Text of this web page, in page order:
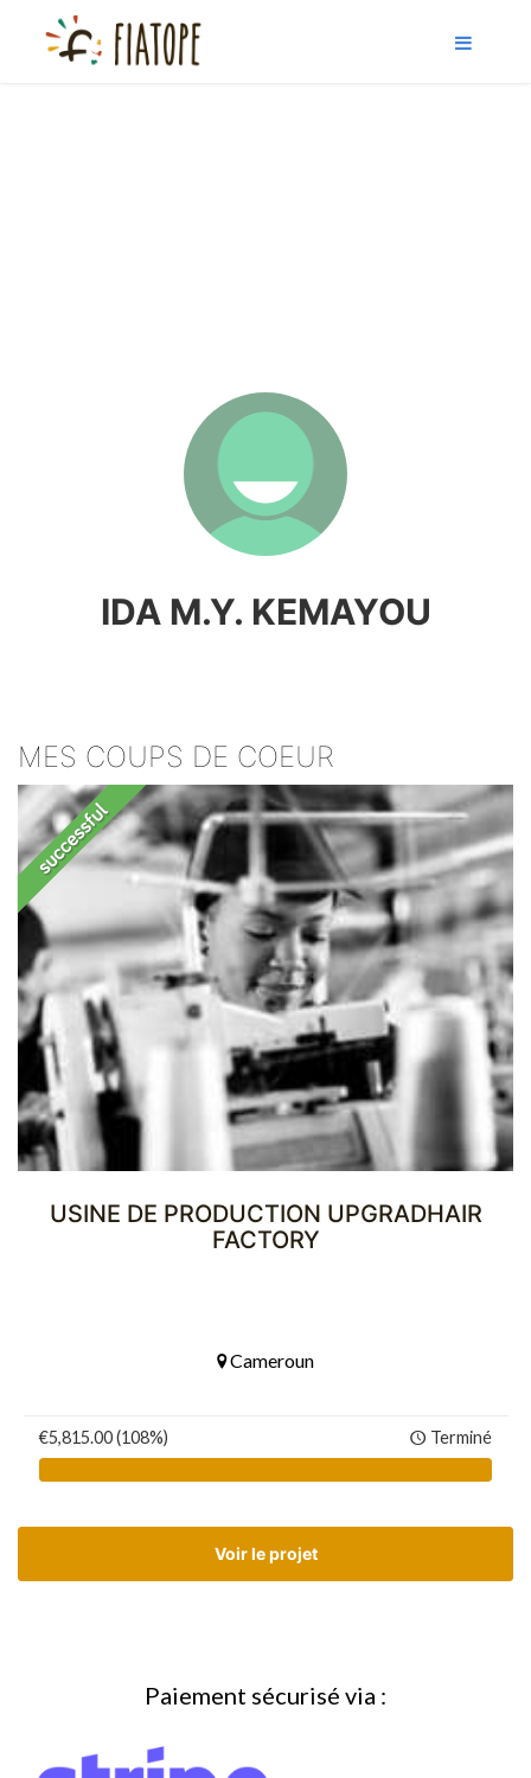
IDA M.Y. KEMAYOU
MES COUPS DE COEUR
USINE DE PRODUCTION UPGRADHAIR
FACTORY
Cameroun
€5,815.00 (108%) Terminé
Voir le projet
Paiement sécurisé via :